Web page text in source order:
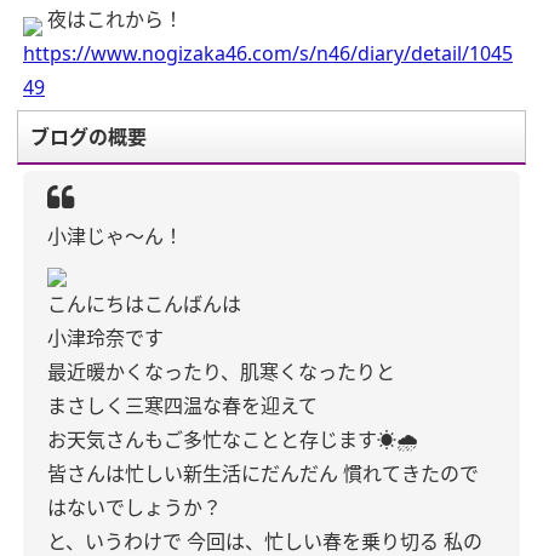
夜はこれから！
https://www.nogizaka46.com/s/n46/diary/detail/1045
49
ブログの概要
小津じゃ〜ん！
こんにちはこんばんは
小津玲奈です
最近暖かくなったり、肌寒くなったりと
まさしく三寒四温な春を迎えて
お天気さんもご多忙なことと存じます☀️🌧️
皆さんは忙しい新生活にだんだん 慣れてきたので
はないでしょうか？
と、いうわけで 今回は、忙しい春を乗り切る 私の